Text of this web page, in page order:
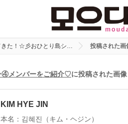
きた！☆彡おひとり島シ… 投稿された画
④メンバーをご紹介♡に投稿された画像
KIM HYE JIN
本名：김혜진（キム・ヘジン）